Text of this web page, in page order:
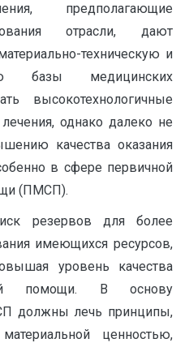
предполагающие
отрасли, дают
техническую и
базы медицинских
высокотехнологичные
однако далеко не
качества оказания
в сфере первичной
(ПМСП).
резервов для более
имеющихся ресурсов,
уровень качества
помощи. В основу
должны лечь принципы,
ценностью,